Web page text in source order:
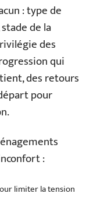
: type de
de la
des
qui
des retours
pour
:
limiter la tension